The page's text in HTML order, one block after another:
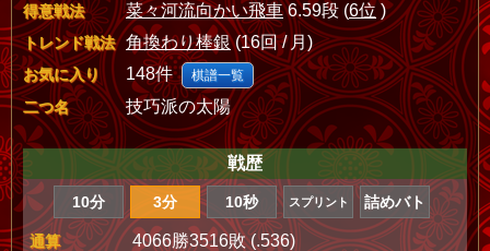
得意戦法 菜々河流向かい飛車6.59段 (6位 )
トレンド戦法 角換わり棒銀(16回 / 月)
お気に入り 148件 棋譜一覧
二つ名 技巧派の太陽
戦歴
10分 3分 10秒 スプリント 詰めバト
通算 4066勝3516敗 (.536)